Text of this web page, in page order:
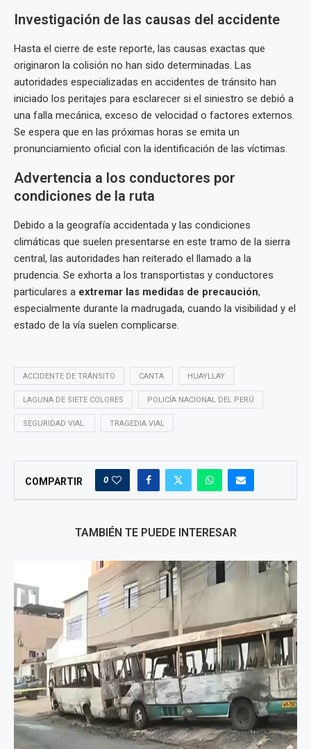
Investigación de las causas del accidente
Hasta el cierre de este reporte, las causas exactas que
originaron la colisión no han sido determinadas. Las
autoridades especializadas en accidentes de tránsito han
iniciado los peritajes para esclarecer si el siniestro se debió a
una falla mecánica, exceso de velocidad o factores externos.
Se espera que en las próximas horas se emita un
pronunciamiento oficial con la identificación de las víctimas.
Advertencia a los conductores por
condiciones de la ruta
Debido a la geografía accidentada y las condiciones
climáticas que suelen presentarse en este tramo de la sierra
central, las autoridades han reiterado el llamado a la
prudencia. Se exhorta a los transportistas y conductores
particulares a extremar las medidas de precaución,
especialmente durante la madrugada, cuando la visibilidad y el
estado de la vía suelen complicarse.
ACCIDENTE DE TRÁNSITO CANTA HUAYLLAY
LAGUNA DE SIETE COLORES POLICÍA NACIONAL DEL PERÚ
SEGURIDAD VIAL. TRAGEDIA VIAL
COMPARTIR 0
TAMBIÉN TE PUEDE INTERESAR